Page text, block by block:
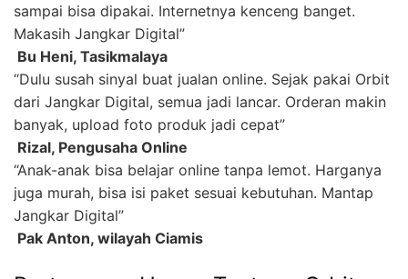
sampai bisa dipakai. Internetnya kenceng banget.
Makasih Jangkar Digital”
 Bu Heni, Tasikmalaya
“Dulu susah sinyal buat jualan online. Sejak pakai Orbit
dari Jangkar Digital, semua jadi lancar. Orderan makin
banyak, upload foto produk jadi cepat”
 Rizal, Pengusaha Online
“Anak-anak bisa belajar online tanpa lemot. Harganya
juga murah, bisa isi paket sesuai kebutuhan. Mantap
Jangkar Digital”
 Pak Anton, wilayah Ciamis